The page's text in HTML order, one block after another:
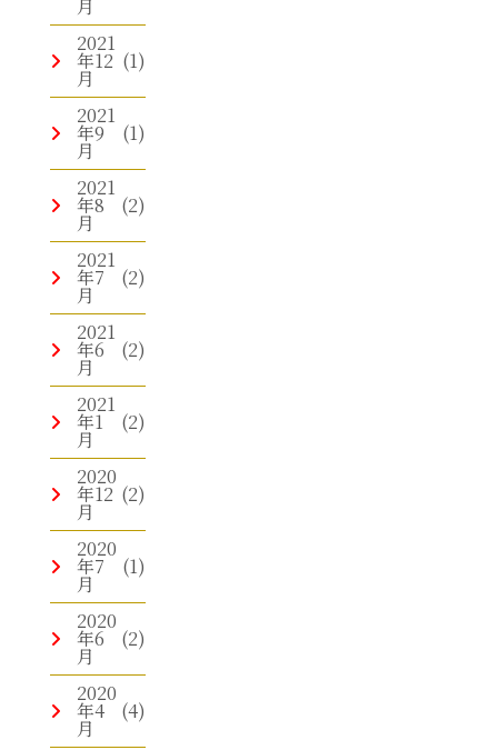
月
2021
年12
月
(1)
2021
年9
月
(1)
2021
年8
月
(2)
2021
年7
月
(2)
2021
年6
月
(2)
2021
年1
月
(2)
2020
年12
月
(2)
2020
年7
月
(1)
2020
年6
月
(2)
2020
年4
月
(4)